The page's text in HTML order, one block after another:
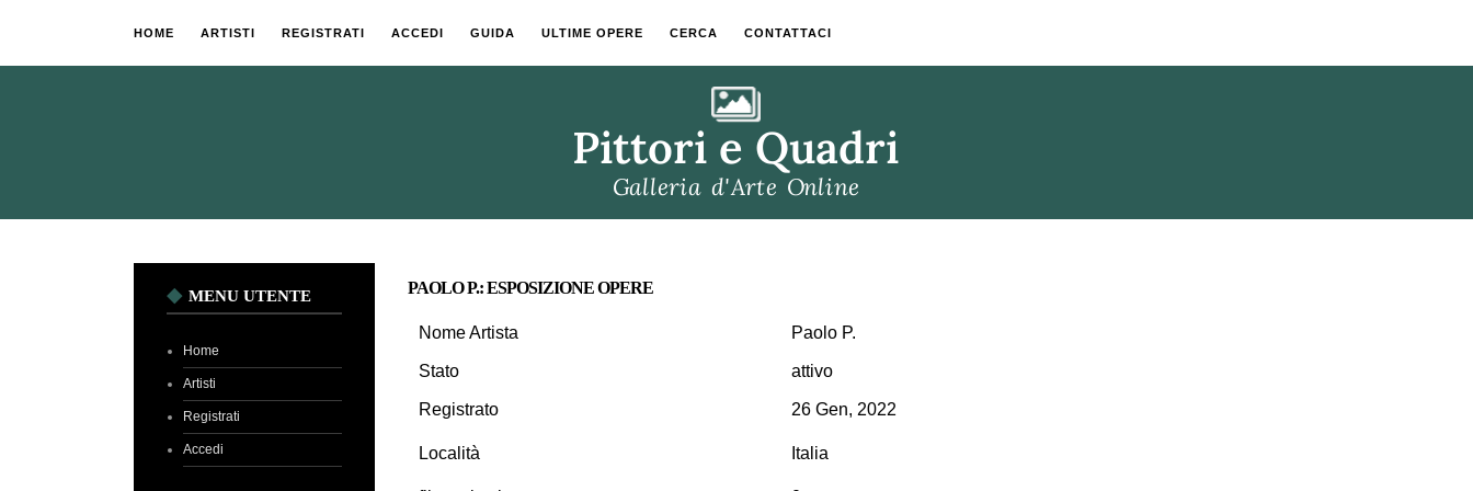
HOME ARTISTI REGISTRATI ACCEDI GUIDA ULTIME OPERE CERCA CONTATTACI
PAOLO P.: ESPOSIZIONE OPERE
Nome Artista Paolo P.
Stato attivo
Registrato 26 Gen, 2022
Località Italia
MENU UTENTE
Home
Artisti
Registrati
Accedi